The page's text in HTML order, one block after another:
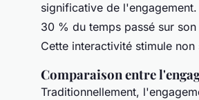
significative de
30 % du temps passé sur
Cette interactivité stimule
Comparaison entre
Traditionnellement,